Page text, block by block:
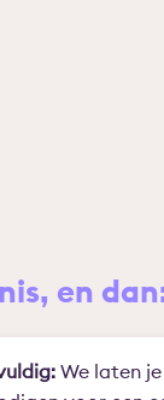
en
We laten